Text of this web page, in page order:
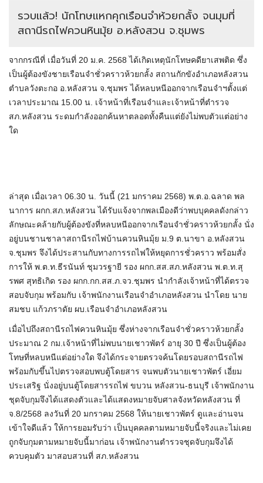
รวบแล้ว! นักโทษแหกคุกเรือนจำห้วยกลั้ง จนมุมที่
สถานีรถไฟควนหินมุ้ย อ.หลังสวน จ.ชุมพร
จากกรณีที่ เมื่อวันที่ 20 ม.ค. 2568 ได้เกิดเหตุนักโทษคดียาเสพติด ซึ่ง
เป็นผู้ต้องขังชายเรือนจำชั่วคราวห้วยกลั้ง สถานกักขังอำเภอหลังสวน
ตำบลวังตะกอ อ.หลังสวน จ.ชุมพร ได้หลบหนีออกจากเรือนจำฯตั้งแต่
เวลาประมาณ 15.00 น. เจ้าหน้าที่เรือนจำและเจ้าหน้าที่ตำรวจ
สภ.หลังสวน ระดมกำลังออกค้นหาตลอดทั้งคืนแต่ยังไม่พบตัวแต่อย่าง
ใด
ล่าสุด เมื่อเวลา 06.30 น. วันนี้ (21 มกราคม 2568) พ.ต.อ.ฉลาด พล
นาการ ผกก.สภ.หลังสวน ได้รับแจ้งจากพลเมืองดีว่าพบบุคคลดังกล่าว
ลักษณะคล้ายกับผู้ต้องขังที่หลบหนีออกจากเรือนจำชั่วคราวห้วยกลั้ง นั่ง
อยู่บนชานชาลาสถานีรถไฟบ้านควนหินมุ้ย ม.9 ต.นาขา อ.หลังสวน
จ.ชุมพร จึงได้ประสานกับทางการรถไฟให้หยุดการชั่วคราว พร้อมสั่ง
การให้ พ.ต.ท.ธีรนันท์ ชุมวรฐายี รอง ผกก.สส.สภ.หลังสวน พ.ต.ท.สุ
รพศ สุทธิเกิด รอง ผกก.กก.สส.ภ.จว.ชุมพร นำกำลังเจ้าหน้าที่ได้ตรวจ
สอบจับกุม พร้อมกับ เจ้าพนักงานเรือนจำอำเภอหลังสวน นำโดย นาย
สมชบ แก้วภราดัย ผบ.เรือนจำอำเภอหลังสวน
เมื่อไปถึงสถานีรถไฟควนหินมุ้ย ซึ่งห่างจากเรือนจำชั่วคราวห้วยกลั้ง
ประมาณ 2 กม.เจ้าหน้าที่ไม่พบนายเชาวพัตร์ อายุ 30 ปี ซึ่งเป็นผู้ต้อง
โทษที่หลบหนีแต่อย่างใด จึงได้กระจายตรวจค้นโดยรอบสถานีรถไฟ
พร้อมกับขึ้นไปตรวจสอบพบตู้โดยสาร จนพบตัวนายเชาวพัตร์ เอี่ยม
ประเสริฐ นั่งอยู่บนตู้โดยสารรถไฟ ขบวน หลังสวน-ธนบุรี เจ้าพนักงาน
ชุดจับกุมจึงได้แสดงตัวและได้แสดงหมายจับศาลจังหวัดหลังสวน ที่
จ.8/2568 ลงวันที่ 20 มกราคม 2568 ให้นายเชาวพัตร์ ดูและอ่านจน
เข้าใจดีแล้ว ให้การยอมรับว่า เป็นบุคคลตามหมายจับนี้จริงและไม่เคย
ถูกจับกุมตามหมายจับนี้มาก่อน เจ้าพนักงานตำรวจชุดจับกุมจึงได้
ควบคุมตัว มาสอบสวนที่ สภ.หลังสวน